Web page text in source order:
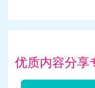
优质内容分享